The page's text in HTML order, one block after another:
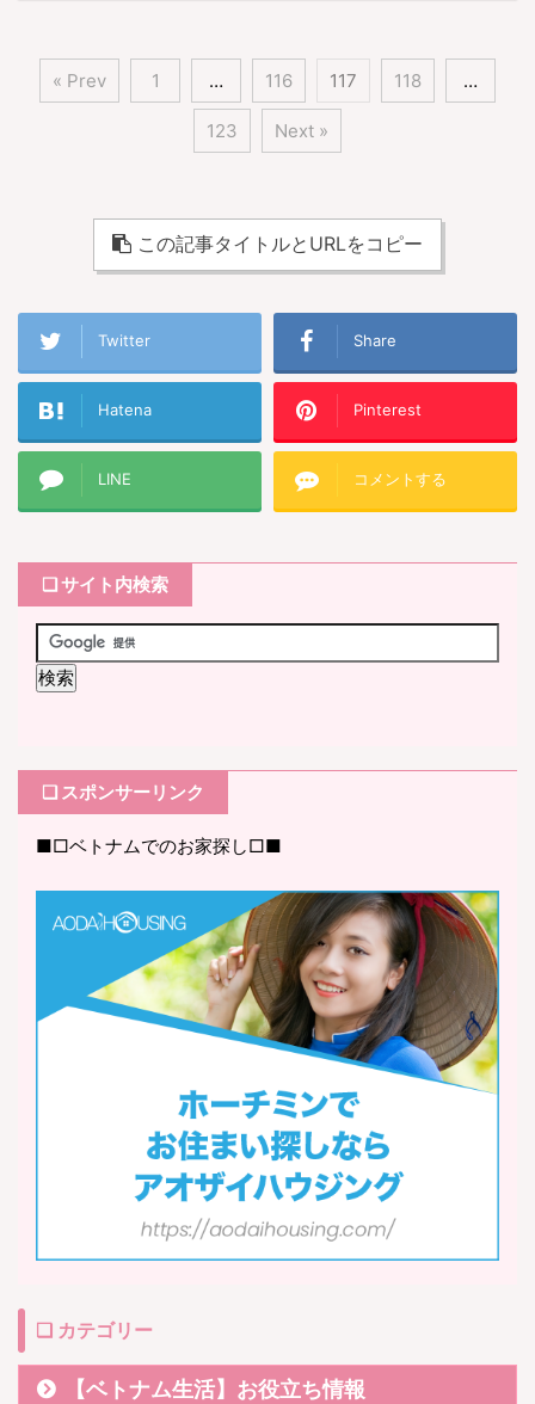
« Prev 1 … 116 117 118 …
123 Next »
この記事タイトルとURLをコピー
Twitter Share
Hatena Pinterest
LINE コメントする
❏ サイト内検索
❏ スポンサーリンク
■□ベトナムでのお家探し□■
❏ カテゴリー
【ベトナム生活】お役立ち情報